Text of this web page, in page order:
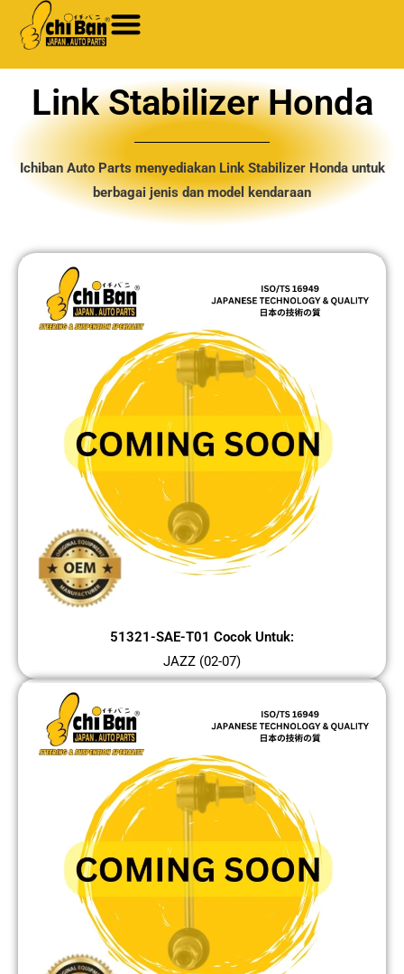
Link Stabilizer Honda
Ichiban Auto Parts menyediakan Link Stabilizer Honda untuk
berbagai jenis dan model kendaraan
51321-SAE-T01 Cocok Untuk:
JAZZ (02-07)